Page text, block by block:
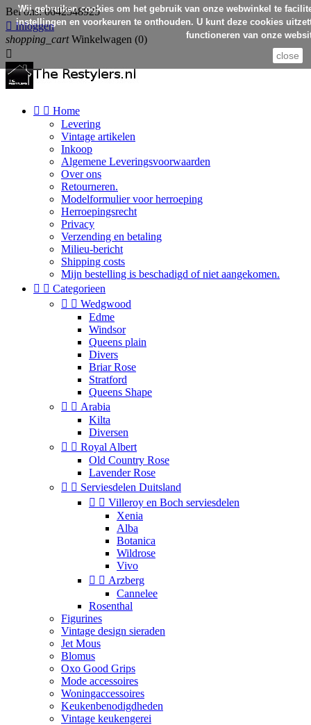
Bel ons:0642548925
 Inloggen
shopping_cart Winkelwagen (0)

  Home
Levering
Vintage artikelen
Inkoop
Algemene Leveringsvoorwaarden
Over ons
Retourneren.
Modelformulier voor herroeping
Herroepingsrecht
Privacy
Verzending en betaling
Milieu-bericht
Shipping costs
Mijn bestelling is beschadigd of niet aangekomen.
  Categorieen
  Wedgwood
Edme
Windsor
Queens plain
Divers
Briar Rose
Stratford
Queens Shape
  Arabia
Kilta
Diversen
  Royal Albert
Old Country Rose
Lavender Rose
  Serviesdelen Duitsland
  Villeroy en Boch serviesdelen
Xenia
Alba
Botanica
Wildrose
Vivo
  Arzberg
Cannelee
Rosenthal
Figurines
Vintage design sieraden
Jet Mous
Blomus
Oxo Good Grips
Mode accessoires
Woningaccessoires
Keukenbenodigdheden
Vintage keukengerei
Wij gebruiken cookies om het gebruik van onze webwinkel te
instellingen en voorkeuren te onthouden. U kunt deze cookies
functioneren van onze
close